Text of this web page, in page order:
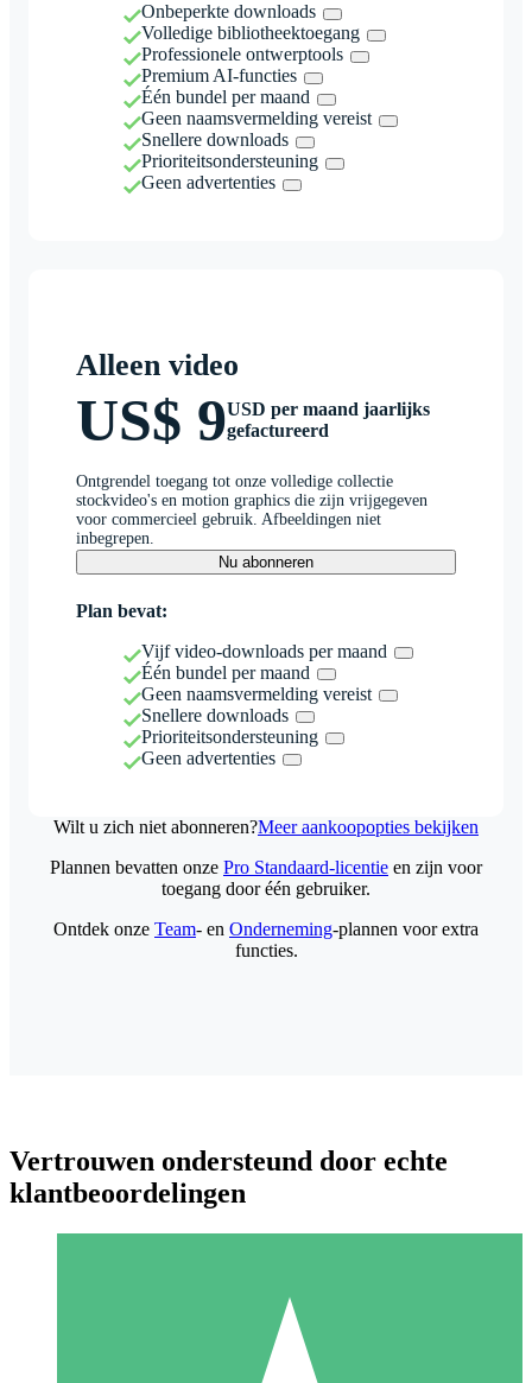
Onbeperkte downloads
Volledige bibliotheektoegang
Professionele ontwerptools
Premium AI-functies
Één bundel per maand
Geen naamsvermelding vereist
Snellere downloads
Prioriteitsondersteuning
Geen advertenties
Alleen video
US$ 9USD per maand jaarlijks
gefactureerd
Ontgrendel toegang tot onze volledige collectie
stockvideo's en motion graphics die zijn vrijgegeven
voor commercieel gebruik. Afbeeldingen niet
inbegrepen.
Nu abonneren
Plan bevat:
Vijf video-downloads per maand
Één bundel per maand
Geen naamsvermelding vereist
Snellere downloads
Prioriteitsondersteuning
Geen advertenties
Wilt u zich niet abonneren?Meer aankoopopties bekijken
Individuele Creditpakketten
Plannen bevatten onze Pro Standaard-licentie en zijn voor
toegang door één gebruiker.
Ontdek onze Team- en Onderneming-plannen voor extra
functies.
Vertrouwen ondersteund door echte
klantbeoordelingen